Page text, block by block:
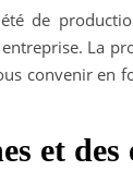
de
La
convenir en
et des